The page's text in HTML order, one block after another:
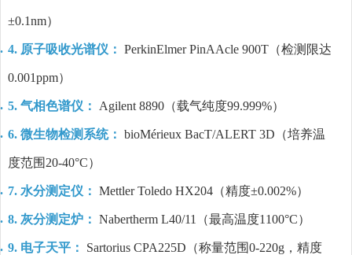
±0.1nm）
4. 原子吸收光谱仪： PerkinElmer PinAAcle 900T（检测限达
0.001ppm）
5. 气相色谱仪： Agilent 8890（载气纯度99.999%）
6. 微生物检测系统： bioMérieux BacT/ALERT 3D（培养温
度范围20-40°C）
7. 水分测定仪： Mettler Toledo HX204（精度±0.002%）
8. 灰分测定炉： Nabertherm L40/11（最高温度1100°C）
9. 电子天平： Sartorius CPA225D（称量范围0-220g，精度